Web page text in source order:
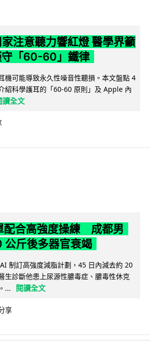
注意聽力響紅燈 醫學界籲
守「60-60」鐵律
機可能導致永久性噪音性聽損。本文盤點 4
紹科學護耳的「60-60 原則」及 Apple 內
讀全文
配合高強度操練 成都男
公斤後多器官衰竭
制訂高強度減脂計劃，45 日內減去約 20
生診斷他患上尿源性膿毒症、膿毒性休克
...
閱讀全文
享